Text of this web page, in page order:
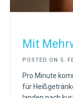
Mit
POSTED ON 5.
Pro Minute
für